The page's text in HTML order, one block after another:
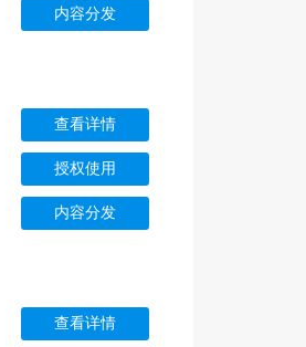
内容分发
查看详情
授权使用
内容分发
查看详情